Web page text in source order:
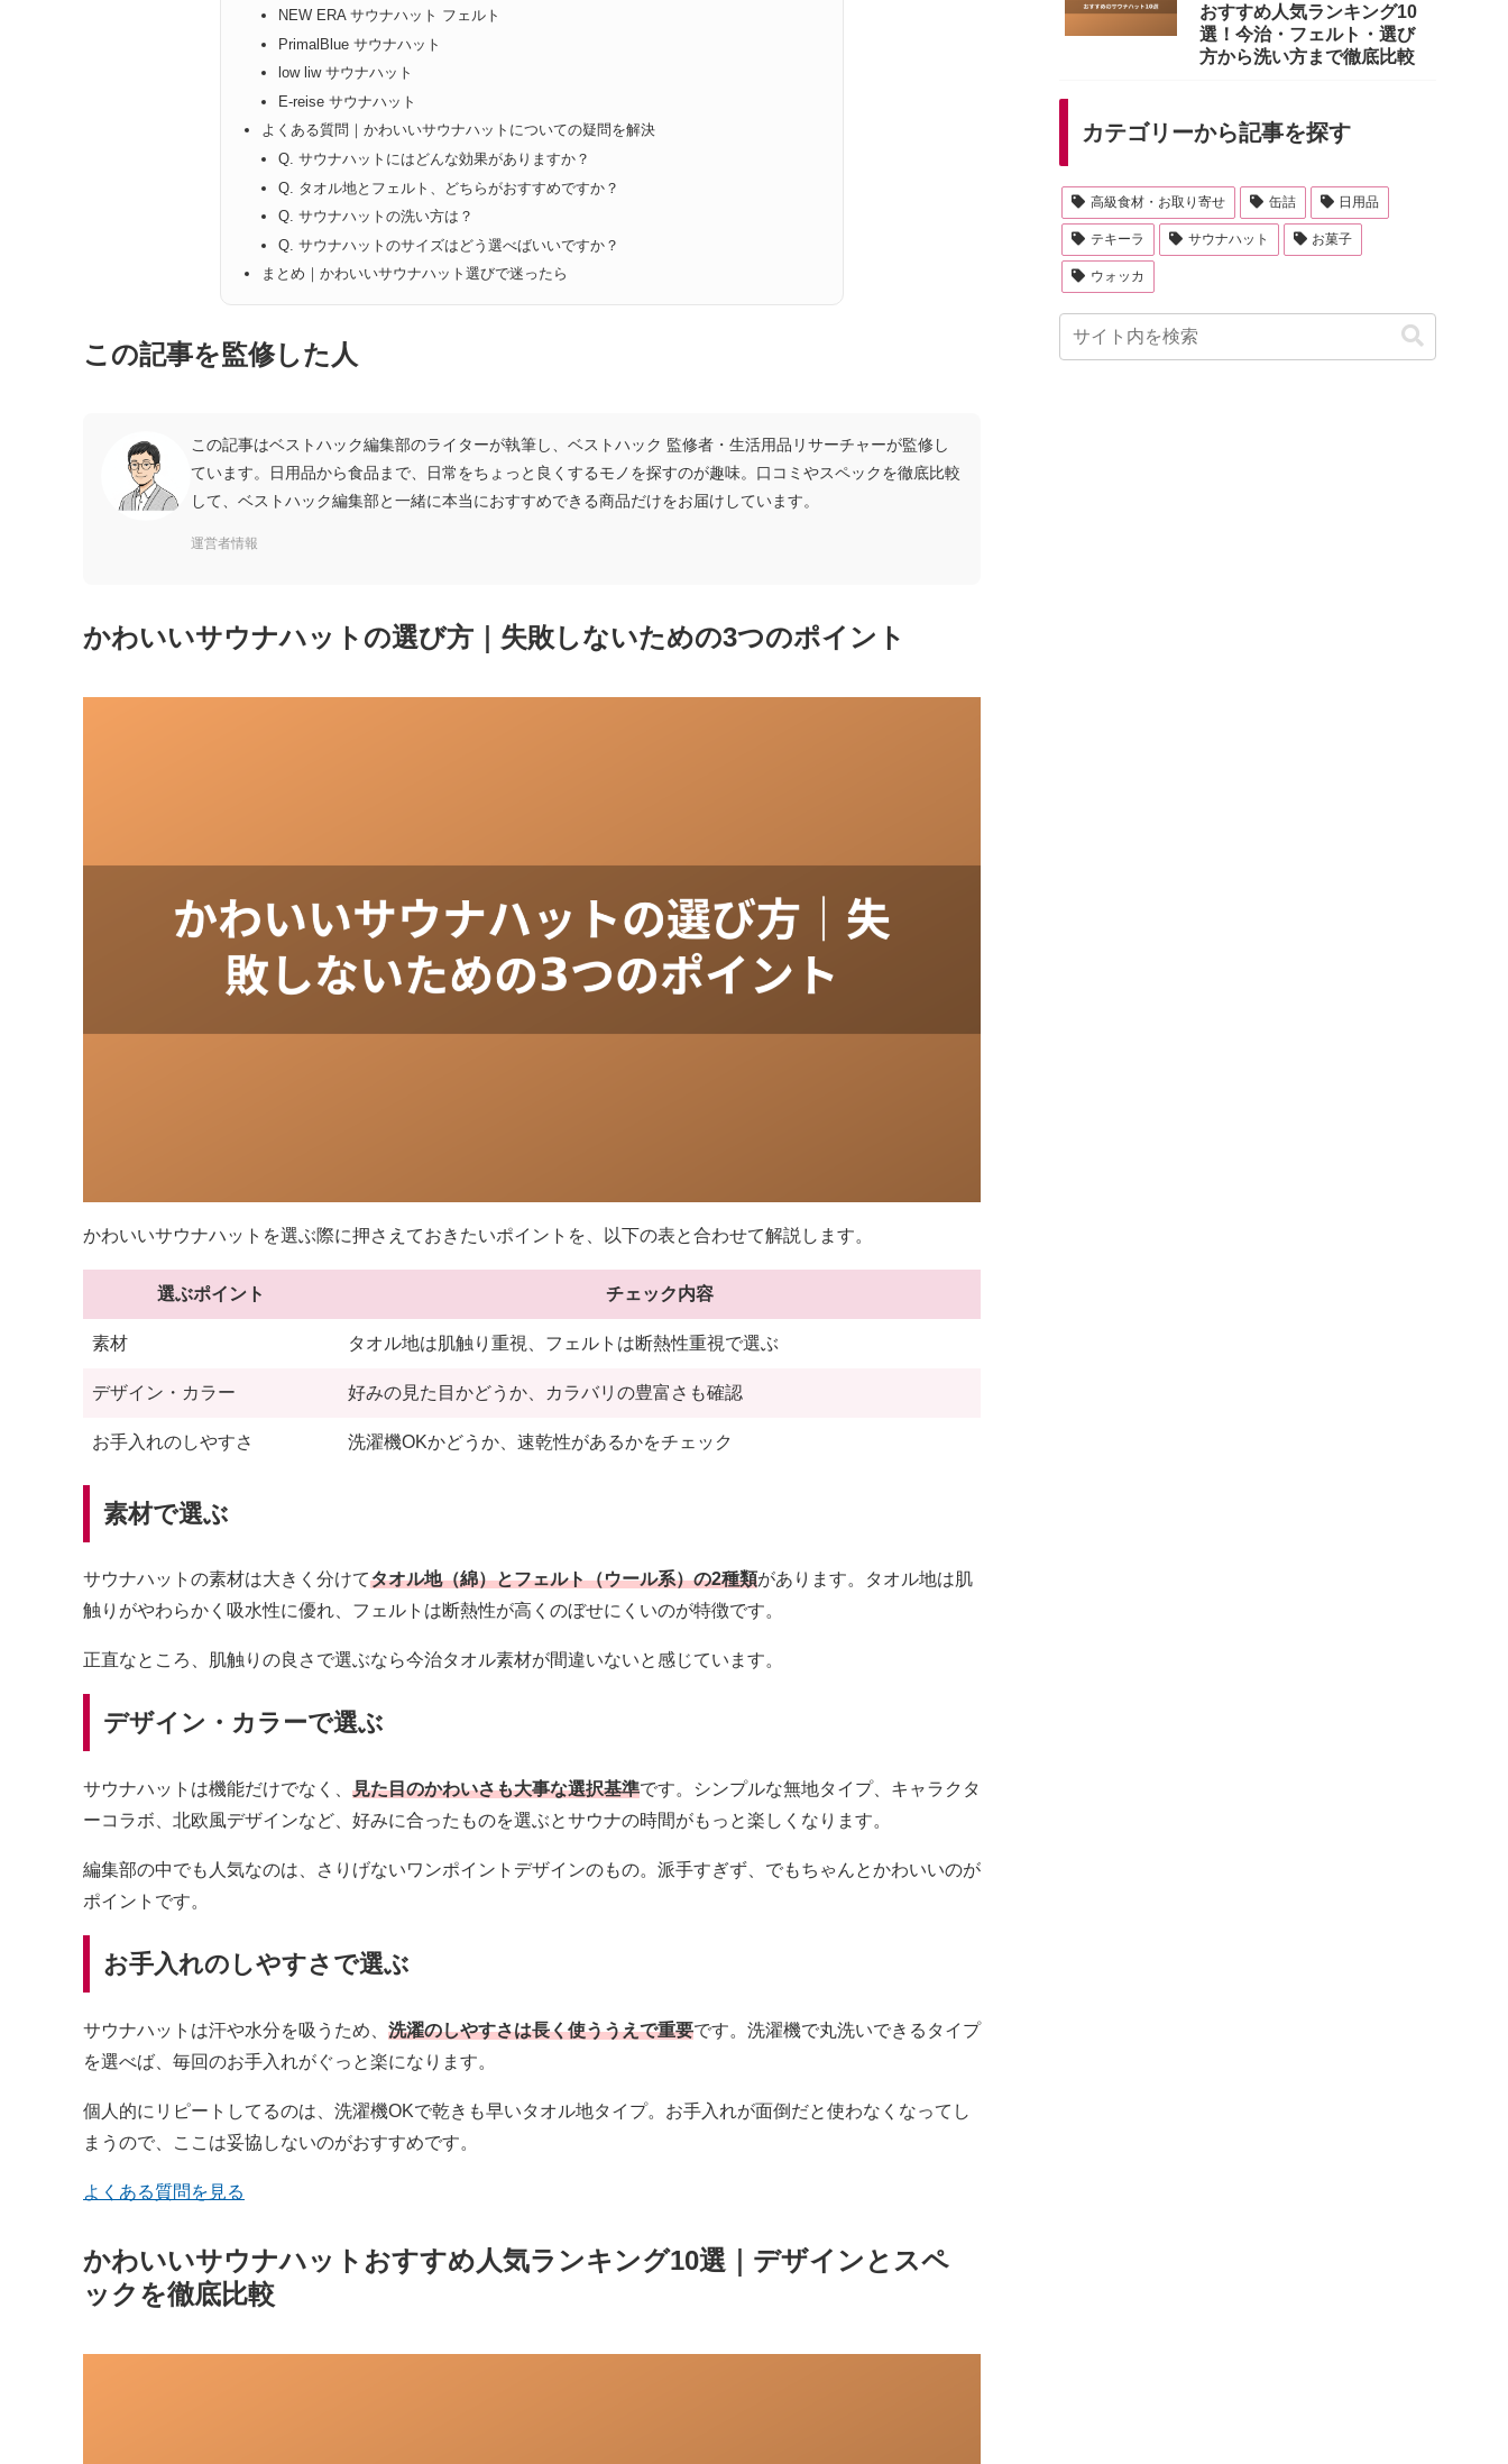
NEW ERA サウナハット フェルト
PrimalBlue サウナハット
low liw サウナハット
E-reise サウナハット
よくある質問｜かわいいサウナハットについての疑問を解決
Q. サウナハットにはどんな効果がありますか？
Q. タオル地とフェルト、どちらがおすすめですか？
Q. サウナハットの洗い方は？
Q. サウナハットのサイズはどう選べばいいですか？
まとめ｜かわいいサウナハット選びで迷ったら
この記事を監修した人
この記事はベストハック編集部のライターが執筆し、ベストハック 監修者・生活用品リサーチャーが監修し
ています。日用品から食品まで、日常をちょっと良くするモノを探すのが趣味。口コミやスペックを徹底比較
して、ベストハック編集部と一緒に本当におすすめできる商品だけをお届けしています。
運営者情報
かわいいサウナハットの選び方｜失敗しないための3つのポイント
かわいいサウナハットを選ぶ際に押さえておきたいポイントを、以下の表と合わせて解説します。
選ぶポイント チェック内容
素材 タオル地は肌触り重視、フェルトは断熱性重視で選ぶ
デザイン・カラー 好みの見た目かどうか、カラバリの豊富さも確認
お手入れのしやすさ 洗濯機OKかどうか、速乾性があるかをチェック
素材で選ぶ
サウナハットの素材は大きく分けてタオル地（綿）とフェルト（ウール系）の2種類があります。タオル地は肌
触りがやわらかく吸水性に優れ、フェルトは断熱性が高くのぼせにくいのが特徴です。
正直なところ、肌触りの良さで選ぶなら今治タオル素材が間違いないと感じています。
デザイン・カラーで選ぶ
サウナハットは機能だけでなく、 見た目のかわいさも大事な選択基準です。シンプルな無地タイプ、キャラクタ
ーコラボ、北欧風デザインなど、好みに合ったものを選ぶとサウナの時間がもっと楽しくなります。
編集部の中でも人気なのは、さりげないワンポイントデザインのもの。派手すぎず、でもちゃんとかわいいのが
ポイントです。
お手入れのしやすさで選ぶ
サウナハットは汗や水分を吸うため、 洗濯のしやすさは長く使ううえで重要です。洗濯機で丸洗いできるタイプ
を選べば、毎回のお手入れがぐっと楽になります。
個人的にリピートしてるのは、洗濯機OKで乾きも早いタオル地タイプ。お手入れが面倒だと使わなくなってし
まうので、ここは妥協しないのがおすすめです。
よくある質問を見る
かわいいサウナハットおすすめ人気ランキング10選｜デザインとスペ
ックを徹底比較
おすすめ人気ランキング10
選！今治・フェルト・選び
方から洗い方まで徹底比較
カテゴリーから記事を探す
高級食材・お取り寄せ 缶詰 日用品
テキーラ サウナハット お菓子
ウォッカ